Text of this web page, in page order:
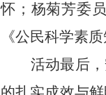
怀；杨菊芳委
《公民科学素
活动最后